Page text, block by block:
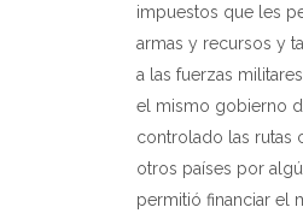
impuestos que les
armas y recursos y
a las fuerzas
el mismo gobierno
controlado las rutas
otros países por
permitió financiar el